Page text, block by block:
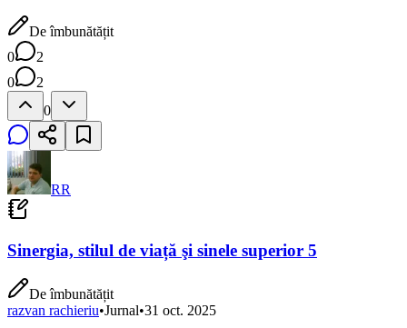
De îmbunătățit
0
2
0
2
0
RR
Sinergia, stilul de viață şi sinele superior 5
De îmbunătățit
razvan rachieriu•Jurnal•31 oct. 2025